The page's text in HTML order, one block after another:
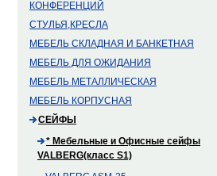
КОНФЕРЕНЦИЙ
СТУЛЬЯ,КРЕСЛА
МЕБЕЛЬ СКЛАДНАЯ И БАНКЕТНАЯ
МЕБЕЛЬ ДЛЯ ОЖИДАНИЯ
МЕБЕЛЬ МЕТАЛЛИЧЕСКАЯ
МЕБЕЛЬ КОРПУСНАЯ
СЕЙФЫ
* Мебельные и Офисные сейфы
VALBERG(класс S1)